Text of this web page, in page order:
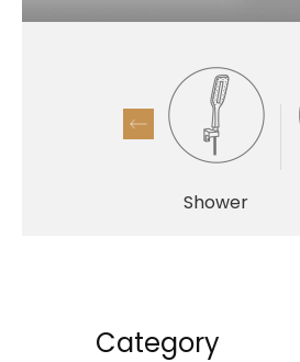
Shower
Category